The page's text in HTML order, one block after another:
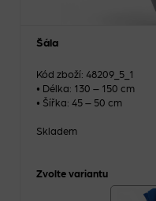
Šála
Kód zboží: 48209_5_1
• Délka: 130 – 150 cm
• Šířka: 45 – 50 cm
Skladem
Zvolte variantu